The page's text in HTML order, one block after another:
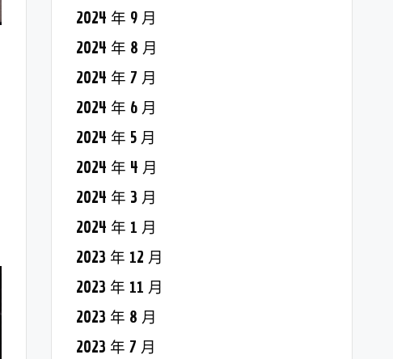
2024 年 9 月
2024 年 8 月
2024 年 7 月
2024 年 6 月
2024 年 5 月
2024 年 4 月
2024 年 3 月
2024 年 1 月
2023 年 12 月
2023 年 11 月
2023 年 8 月
2023 年 7 月